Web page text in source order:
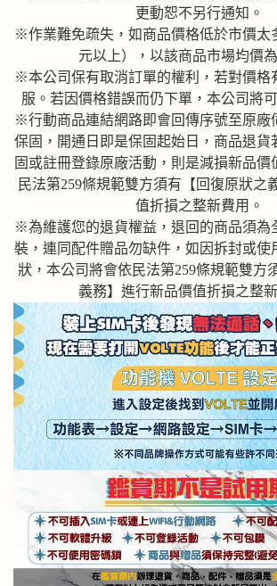
更動恕不另行通知。
※作業難免疏失，如商品價格低於市價太
元以上），以該商品市場均價
※本公司保有取消訂單的權利，若對價格
服。若因價格錯誤而仍下單，本公司將
※行動商品連結網路即會回傳序號至原廠
保固，開通日即是保固起始日，商品退貨
固或註冊登錄原廠活動，則是減損新品價
民法第259條規範雙方須有【回復原狀之
值折損之整新費用。
※為維護您的退貨權益，退回的商品須為
裝，連同配件贈品勿缺件，如因拆封或使
狀，本公司將會依民法第259條規範雙方
義務】進行新品價值折損之整